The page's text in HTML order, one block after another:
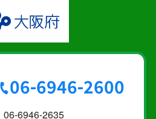
06-6946-2600
06-6946-2635